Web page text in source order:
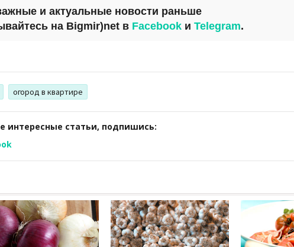
и актуальные новости раньше
на Bigmir)net в Facebook и Telegram.
огород в квартире
интересные статьи, подпишись: